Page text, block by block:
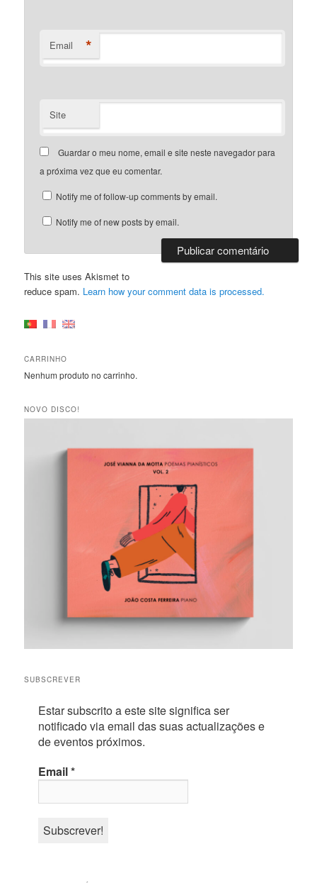
Email *
Site
Guardar o meu nome, email e site neste navegador para
a próxima vez que eu comentar.
Notify me of follow-up comments by email.
Notify me of new posts by email.
This site uses Akismet to
reduce spam. Learn how your comment data is processed.
CARRINHO
Nenhum produto no carrinho.
NOVO DISCO!
SUBSCREVER
Estar subscrito a este site significa ser
notificado via email das suas actualizações e
de eventos próximos.
Email*